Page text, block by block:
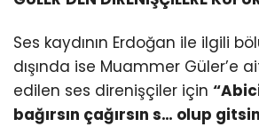
Ses kaydının Erdoğan ile ilgili
dışında ise Muammer Güler’e
edilen ses direnişçiler için
bağırsın çağırsın s… olup